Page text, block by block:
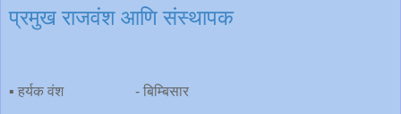
प्रमुख राजवंश आणि संस्थापक
▪️ हर्यक वंश - बिम्बिसार